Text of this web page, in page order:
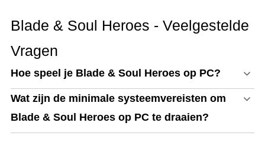
Blade & Soul Heroes - Veelgestelde
Vragen
Hoe speel je Blade & Soul Heroes op PC?
Wat zijn de minimale systeemvereisten om
Blade & Soul Heroes op PC te draaien?